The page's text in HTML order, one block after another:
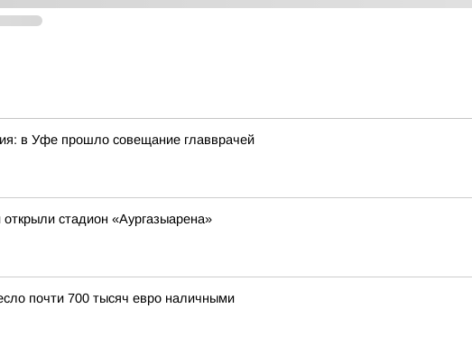
в Уфе прошло совещание главврачей
стадион «Аургазыарена»
почти 700 тысяч евро наличными